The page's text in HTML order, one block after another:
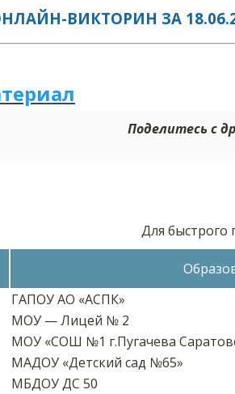
ВИКТОРИН ЗА
териал
Поделитесь с
Для быстрого
ГАПОУ АО «АСПК»
МОУ — Лицей № 2
МОУ «СОШ №1 г.Пугачева
МАДОУ «Детский сад №65»
МБДОУ ДС 50